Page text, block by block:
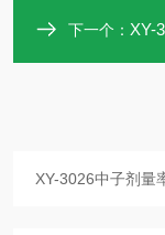
下一个： XY-